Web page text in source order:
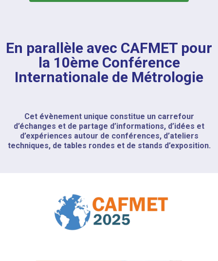
En parallèle avec CAFMET pour
la 10ème Conférence
Internationale de Métrologie
Cet évènement unique constitue un carrefour
d’échanges et de partage d’informations, d’idées et
d’expériences autour de conférences, d’ateliers
techniques, de tables rondes et de stands d’exposition.